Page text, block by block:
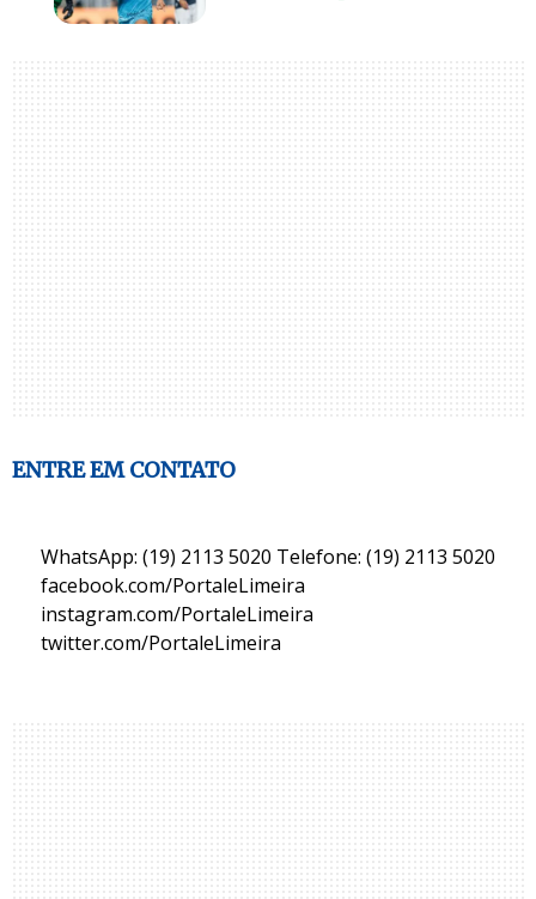
ENTRE EM CONTATO
WhatsApp: (19) 2113 5020 Telefone: (19) 2113 5020
facebook.com/PortaleLimeira
instagram.com/PortaleLimeira
twitter.com/PortaleLimeira